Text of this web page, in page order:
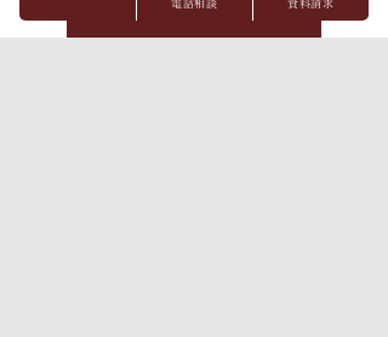
ブライダルフェア